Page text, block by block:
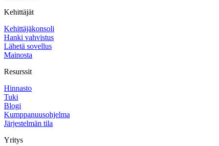
Kehittäjät
Kehittäjäkonsoli
Hanki vahvistus
Lähetä sovellus
Mainosta
Resurssit
Hinnasto
Tuki
Blogi
Kumppanuusohjelma
Järjestelmän tila
Yritys